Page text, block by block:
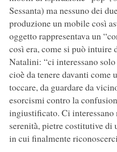
Sessanta) ma nessuno dei
produzione un mobile così
oggetto rappresentava un
così era, come si può
Natalini: “ci interessano
cioè̀ da tenere davanti come
toccare, da guardare da
esorcismi contro la
ingiustificato. Ci
serenità̀, pietre costitutive di
in cui finalmente